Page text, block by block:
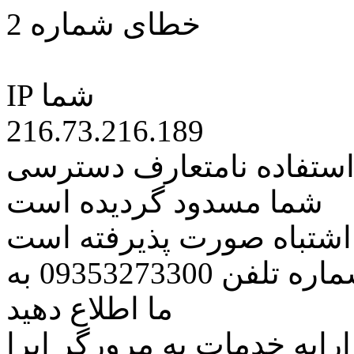
خطای شماره 2
IP شما
216.73.216.189
نامتعارف دسترسی
شما مسدود گردیده است
اشتباه صورت پذیرفته است
مراتب این مسئله را از طریق شماره تلفن 09353273300 به
ما اطلاع دهید
خدمات به مرورگر اپرا